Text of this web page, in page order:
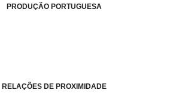
PRODUÇÃO PORTUGUESA
RELAÇÕES DE PROXIMIDADE